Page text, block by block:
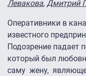
Левакова, Дмитрий
Оперативники в
известного
Подозрение падает
который был
саму жену,